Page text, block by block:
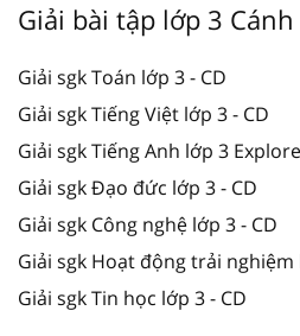
Giải bài tập lớp 3
Giải sgk Toán lớp 3 - CD
Giải sgk Tiếng Việt lớp 3 - CD
Giải sgk Tiếng Anh lớp 3
Giải sgk Đạo đức lớp 3 - CD
Giải sgk Công nghệ lớp 3 - CD
Giải sgk Hoạt động trải nghiệm
Giải sgk Tin học lớp 3 - CD